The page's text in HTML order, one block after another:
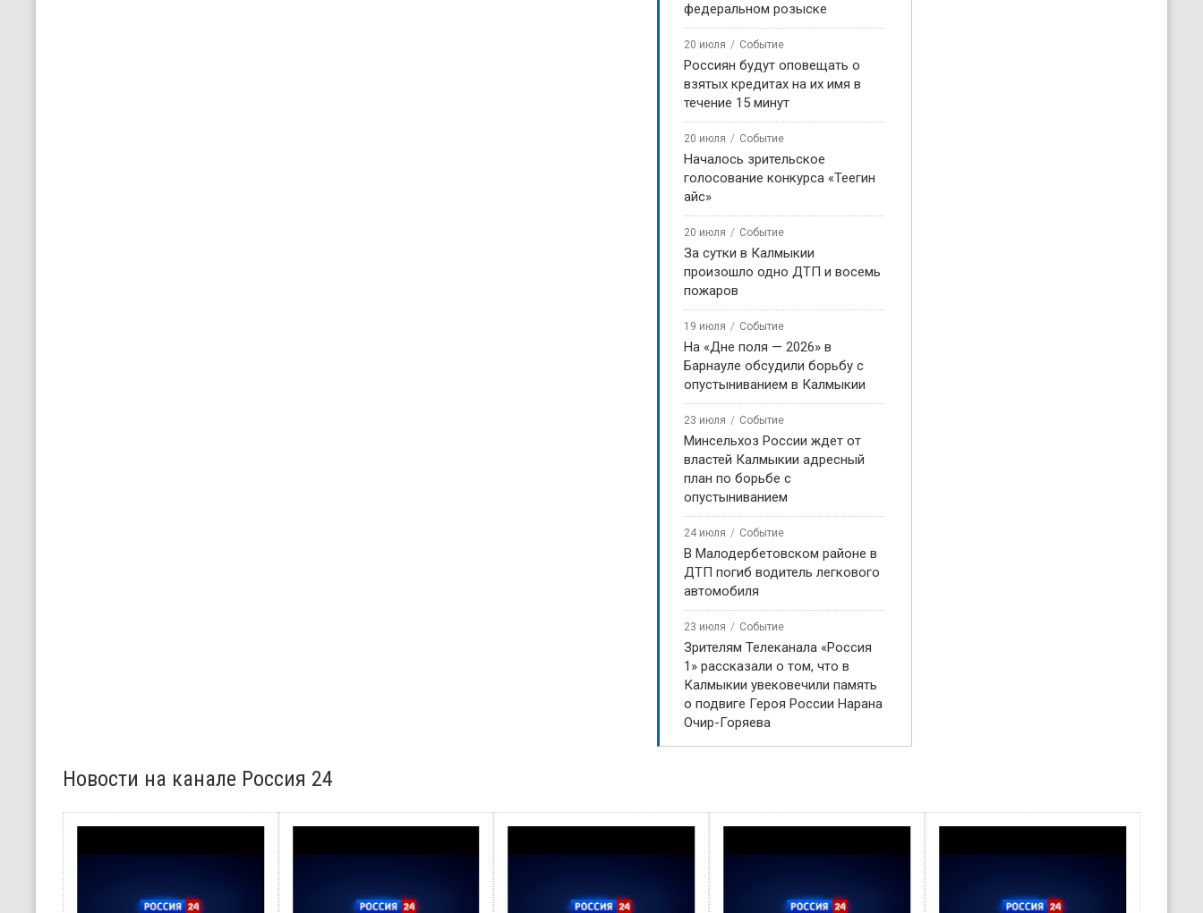
федеральном розыске
20 июля Событие
Россиян будут оповещать о
взятых кредитах на их имя в
течение 15 минут
20 июля Событие
Началось зрительское
голосование конкурса «Теегин
айс»
20 июля Событие
За сутки в Калмыкии
произошло одно ДТП и восемь
пожаров
19 июля Событие
На «Дне поля — 2026» в
Барнауле обсудили борьбу с
опустыниванием в Калмыкии
23 июля Событие
Минсельхоз России ждет от
властей Калмыкии адресный
план по борьбе с
опустыниванием
24 июля Событие
В Малодербетовском районе в
ДТП погиб водитель легкового
автомобиля
23 июля Событие
Зрителям Телеканала «Россия
1» рассказали о том, что в
Калмыкии увековечили память
о подвиге Героя России Нарана
Очир-Горяева
Новости на канале Россия 24